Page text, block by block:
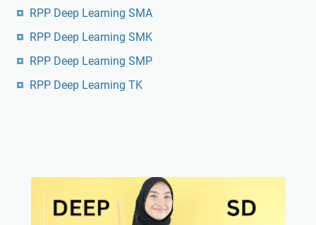
RPP Deep Learning SMA
RPP Deep Learning SMK
RPP Deep Learning SMP
RPP Deep Learning TK